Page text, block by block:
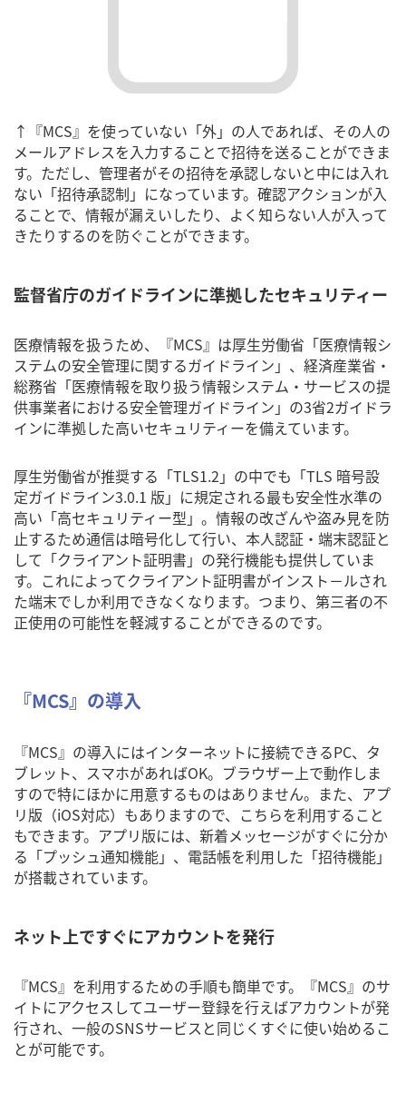
↑『MCS』を使っていない「外」の人であれば、その人の
メールアドレスを入力することで招待を送ることができま
す。ただし、管理者がその招待を承認しないと中には入れ
ない「招待承認制」になっています。確認アクションが入
ることで、情報が漏えいしたり、よく知らない人が入って
きたりするのを防ぐことができます。
監督省庁のガイドラインに準拠したセキュリティー
医療情報を扱うため、『MCS』は厚生労働省「医療情報シ
ステムの安全管理に関するガイドライン」、経済産業省・
総務省「医療情報を取り扱う情報システム・サービスの提
供事業者における安全管理ガイドライン」の3省2ガイドラ
インに準拠した高いセキュリティーを備えています。
厚生労働省が推奨する「TLS1.2」の中でも「TLS 暗号設
定ガイドライン3.0.1 版」に規定される最も安全性水準の
高い「高セキュリティー型」。情報の改ざんや盗み見を防
止するため通信は暗号化して行い、本人認証・端末認証と
して「クライアント証明書」の発行機能も提供していま
す。これによってクライアント証明書がインスト－ルされ
た端末でしか利用できなくなります。つまり、第三者の不
正使用の可能性を軽減することができるのです。
『MCS』の導入
『MCS』の導入にはインターネットに接続できるPC、タ
ブレット、スマホがあればOK。ブラウザー上で動作しま
すので特にほかに用意するものはありません。また、アプ
リ版（iOS対応）もありますので、こちらを利用すること
もできます。アプリ版には、新着メッセージがすぐに分か
る「プッシュ通知機能」、電話帳を利用した「招待機能」
が搭載されています。
ネット上ですぐにアカウントを発行
『MCS』を利用するための手順も簡単です。『MCS』のサ
イトにアクセスしてユーザー登録を行えばアカウントが発
行され、一般のSNSサービスと同じくすぐに使い始めるこ
とが可能です。